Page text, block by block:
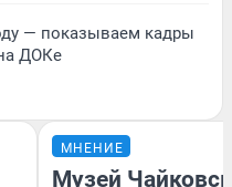
— показываем кадры
ДОКе
МНЕНИЕ
Музей